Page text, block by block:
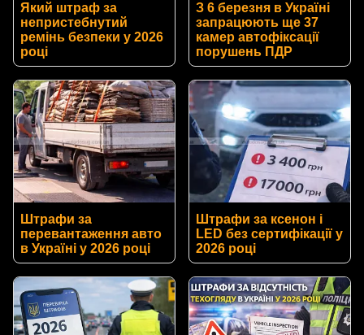
Який штраф за
непристебнутий
ремінь безпеки у 2026
році
З 6 березня в Україні
запрацюють ще 37
камер автофіксації
порушень ПДР
Штрафи за
перевантаження авто
в Україні у 2026 році
Штрафи за ксенон і
LED без сертифікації у
2026 році